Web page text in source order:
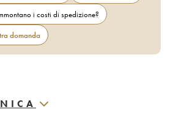
i costi di spedizione?
domanda